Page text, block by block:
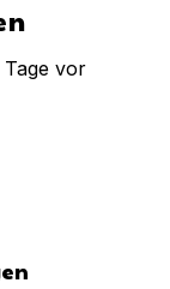
Tage vor